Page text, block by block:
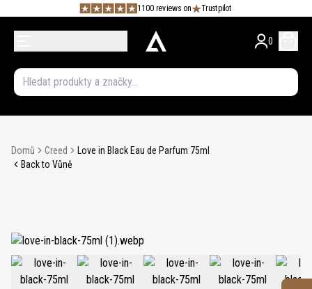
1100 reviews on Trustpilot
0
Domů Creed
Love in Black Eau de Parfum 75ml
Back to Vůně